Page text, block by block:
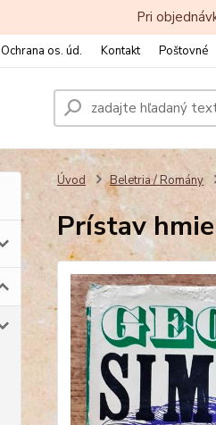
Pri
Ochrana os. úd. Kontakt Poštovné
Úvod Beletria / Romány
Prístav